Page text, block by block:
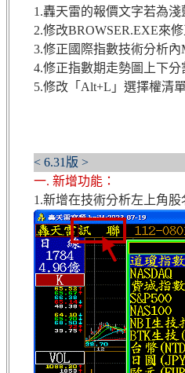
1.轟天雷的報價文字若為
2.修改BROWSER.EXE來
3.修正國際指數技術分析
4.修正指數期走勢圖上下
5.修改「 Alt+L 」選擇權清
< 6.31版 >
一. 新增功能：
1.新增在技術分析左上角